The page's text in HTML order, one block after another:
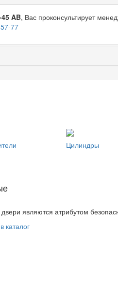
AB, Вас проконсультирует
77
Цилиндры
являются атрибутом
каталог